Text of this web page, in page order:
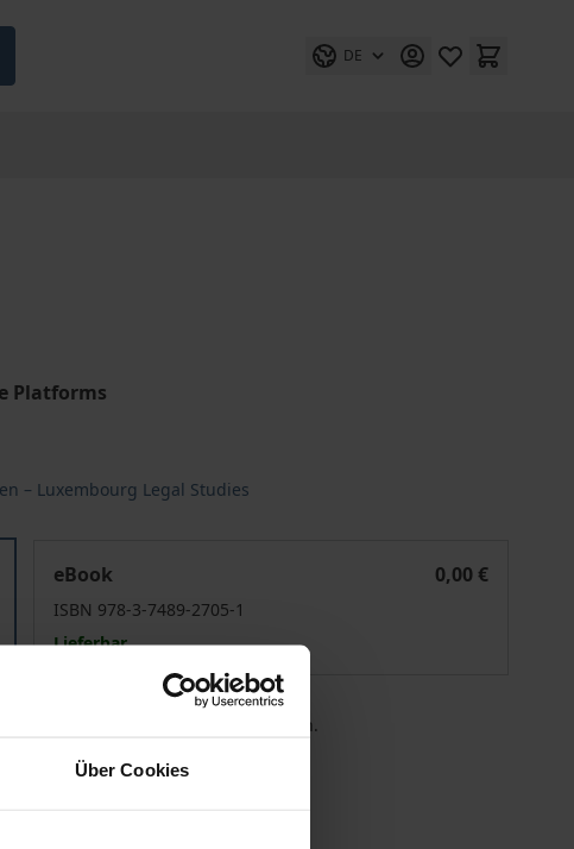
Über Cookies
DE
Platforms
– Luxembourg Legal Studies
eBook
0,00 €
ISBN 978-3-7489-2705-1
Lieferbar
die MwSt. an der Kasse variieren.